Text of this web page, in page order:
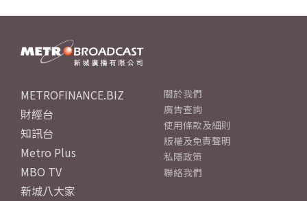
METROFINANCE.BIZ
財經台
知訊台
Metro Plus
MBO TV
新城八大家
關於我們
廣告查詢
使用條款及細則
版權及免責聲明
私隱政策
聯絡我們